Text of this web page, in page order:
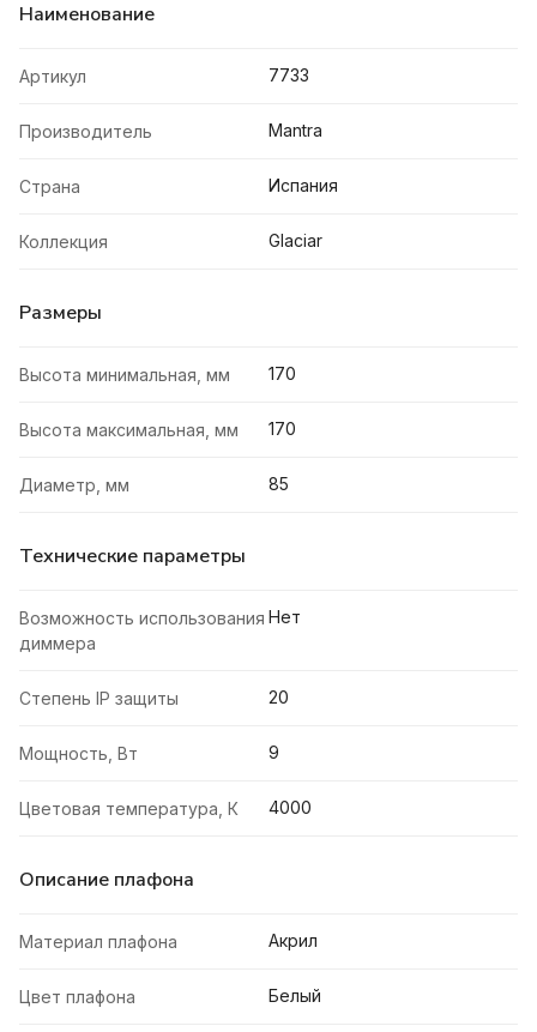
Наименование
Артикул 7733
Производитель Mantra
Страна Испания
Коллекция Glaciar
Размеры
Высота минимальная, мм 170
Высота максимальная, мм 170
Диаметр, мм 85
Технические параметры
Возможность использования
диммера
Нет
Степень IP защиты 20
Мощность, Вт 9
Цветовая температура, К 4000
Описание плафона
Материал плафона Акрил
Цвет плафона Белый